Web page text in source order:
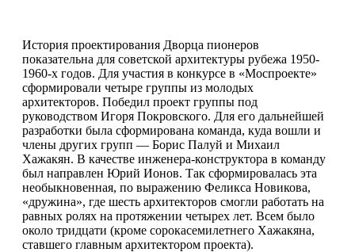
История проектирования Дворца пионеров
показательна для советской архитектуры рубежа 1950-
1960-х годов. Для участия в конкурсе в «Моспроекте»
сформировали четыре группы из молодых
архитекторов. Победил проект группы под
руководством Игоря Покровского. Для его дальнейшей
разработки была сформирована команда, куда вошли и
члены других групп — Борис Палуй и Михаил
Хажакян. В качестве инженера-конструктора в команду
был направлен Юрий Ионов. Так сформировалась эта
необыкновенная, по выражению Феликса Новикова,
«дружина», где шесть архитекторов смогли работать на
равных ролях на протяжении четырех лет. Всем было
около тридцати (кроме сорокасемилетнего Хажакяна,
ставшего главным архитектором проекта).